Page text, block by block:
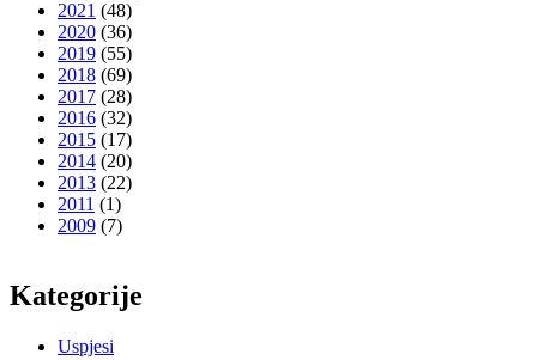
2021 (48)
2020 (36)
2019 (55)
2018 (69)
2017 (28)
2016 (32)
2015 (17)
2014 (20)
2013 (22)
2011 (1)
2009 (7)
Kategorije
Uspjesi